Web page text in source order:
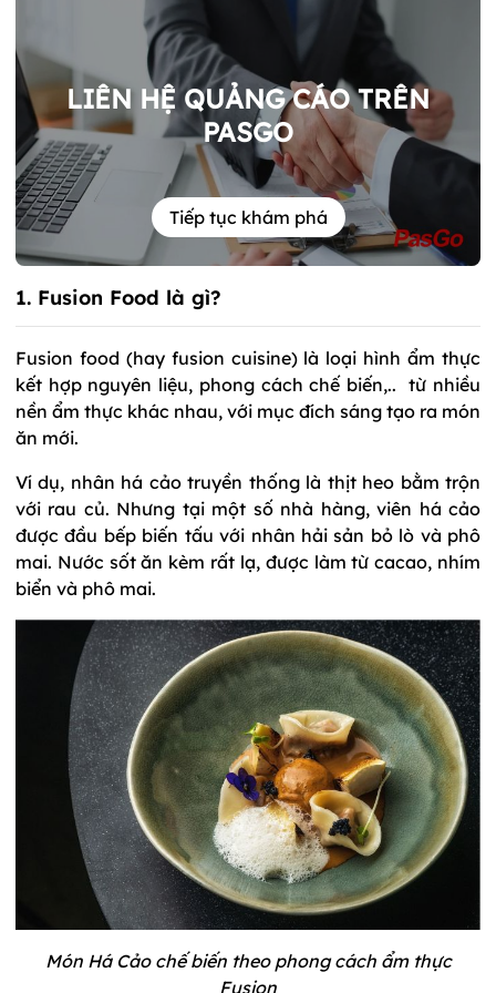
LIÊN HỆ QUẢNG CÁO TRÊN
PASGO
Tiếp tục khám phá
1. Fusion Food là gì?
Fusion food (hay fusion cuisine) là loại hình ẩm thực
kết hợp nguyên liệu, phong cách chế biến,.. từ nhiều
nền ẩm thực khác nhau, với mục đích sáng tạo ra món
ăn mới.
Ví dụ, nhân há cảo truyền thống là thịt heo bằm trộn
với rau củ. Nhưng tại một số nhà hàng, viên há cảo
được đầu bếp biến tấu với nhân hải sản bỏ lò và phô
mai. Nước sốt ăn kèm rất lạ, được làm từ cacao, nhím
biển và phô mai.
Món Há Cảo chế biến theo phong cách ẩm thực
Fusion